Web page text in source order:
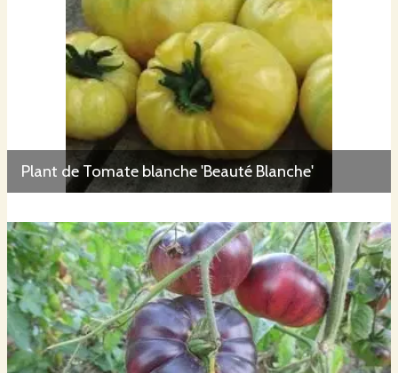
Plant de Tomate blanche 'Beauté Blanche'